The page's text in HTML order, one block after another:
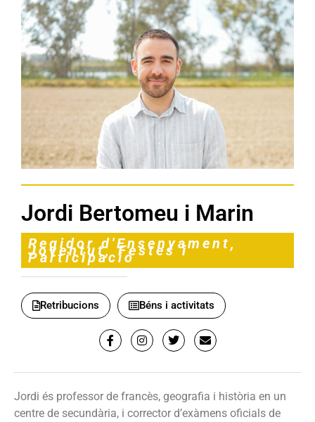
Jordi Bertomeu i Marin
Regidor d'Ensenyament,
Joventut, Festes i
Participació
Retribucions Béns i activitats
Jordi és professor de francès, geografia i història en un
centre de secundària, i corrector d’exàmens oficials de